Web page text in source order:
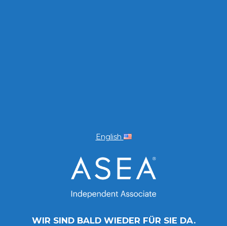
English
WIR SIND BALD WIEDER FÜR SIE DA.